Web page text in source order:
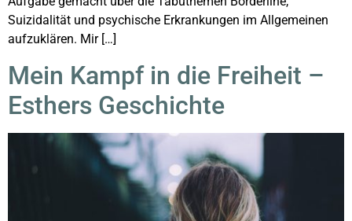
Suizidalität und psychische Erkrankungen im Allgemeinen
aufzuklären. Mir […]
Mein Kampf in die Freiheit –
Esthers Geschichte